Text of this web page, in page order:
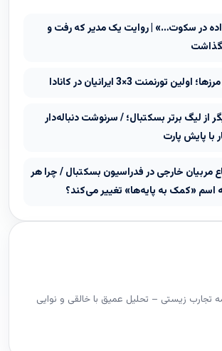
در سکوت…» | روایت یک مدیر که رفت و
تورنمنت 3×3 ایرانیان در کانادا
از لیگ برتر بسکتبال؛ / سرنوشت دنباله‌دار
با پایش پارت
مربیان خارجی در فدراسیون بسکتبال / چرا هر
زیستی – تحلیل عمیق با خالقی و نوایی